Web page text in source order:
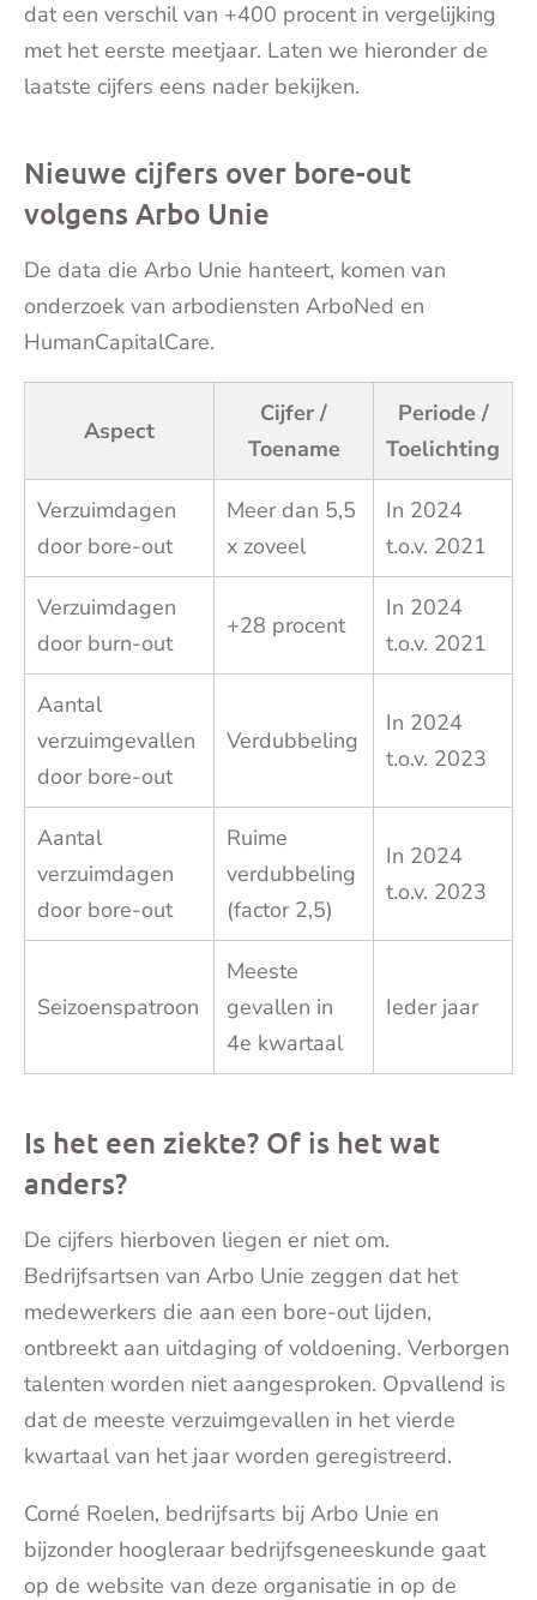
dat een verschil van +400 procent in vergelijking
met het eerste meetjaar. Laten we hieronder de
laatste cijfers eens nader bekijken.
Nieuwe cijfers over bore-out
volgens Arbo Unie
De data die Arbo Unie hanteert, komen van
onderzoek van arbodiensten ArboNed en
HumanCapitalCare.
Aspect
Cijfer /
Toename
Periode /
Toelichting
Verzuimdagen
door bore-out
Meer dan 5,5
x zoveel
In 2024
t.o.v. 2021
Verzuimdagen
door burn-out
+28 procent
In 2024
t.o.v. 2021
Aantal
verzuimgevallen
door bore-out
Verdubbeling
In 2024
t.o.v. 2023
Aantal
verzuimdagen
door bore-out
Ruime
verdubbeling
(factor 2,5)
In 2024
t.o.v. 2023
Seizoenspatroon
Meeste
gevallen in
4e kwartaal
Ieder jaar
Is het een ziekte? Of is het wat
anders?
De cijfers hierboven liegen er niet om.
Bedrijfsartsen van Arbo Unie zeggen dat het
medewerkers die aan een bore-out lijden,
ontbreekt aan uitdaging of voldoening. Verborgen
talenten worden niet aangesproken. Opvallend is
dat de meeste verzuimgevallen in het vierde
kwartaal van het jaar worden geregistreerd.
Corné Roelen, bedrijfsarts bij Arbo Unie en
bijzonder hoogleraar bedrijfsgeneeskunde gaat
op de website van deze organisatie in op de